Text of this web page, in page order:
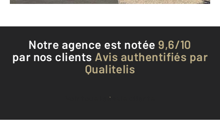
Notre agence est notée 9,6/10
par nos clients Avis authentifiés par
Qualitelis
Voir tous les avis clients